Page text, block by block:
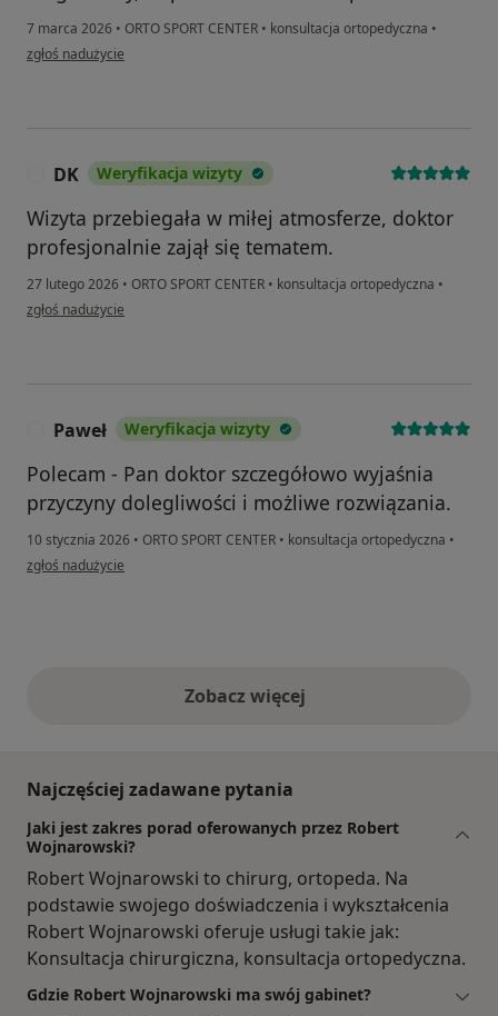
7 marca 2026 • ORTO SPORT CENTER • konsultacja ortopedyczna •
w opinii użytkownika Anonim
zgłoś nadużycie
DK Weryfikacja wizyty
Wizyta przebiegała w miłej atmosferze, doktor
profesjonalnie zajął się tematem.
27 lutego 2026 • ORTO SPORT CENTER • konsultacja ortopedyczna •
w opinii użytkownika DK
zgłoś nadużycie
Paweł Weryfikacja wizyty
Polecam - Pan doktor szczegółowo wyjaśnia
przyczyny dolegliwości i możliwe rozwiązania.
10 stycznia 2026 • ORTO SPORT CENTER • konsultacja ortopedyczna •
w opinii użytkownika Paweł
zgłoś nadużycie
Zobacz więcejopinie powyżej
Najczęściej zadawane pytania
Jaki jest zakres porad oferowanych przez Robert
Wojnarowski?
Robert Wojnarowski to chirurg, ortopeda. Na
podstawie swojego doświadczenia i wykształcenia
Robert Wojnarowski oferuje usługi takie jak:
Konsultacja chirurgiczna, konsultacja ortopedyczna.
Gdzie Robert Wojnarowski ma swój gabinet?